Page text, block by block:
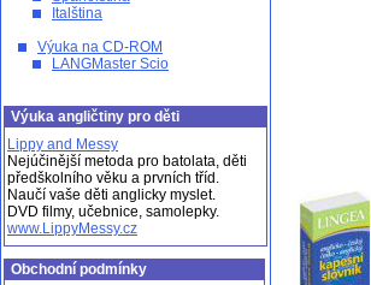
Italština
Výuka na CD-ROM
LANGMaster Scio
Výuka angličtiny pro děti
Lippy and Messy
Nejúčinější metoda pro batolata, děti
předškolního věku a prvních tříd.
Naučí vaše děti anglicky myslet.
DVD filmy, učebnice, samolepky.
www.LippyMessy.cz
Obchodní podmínky